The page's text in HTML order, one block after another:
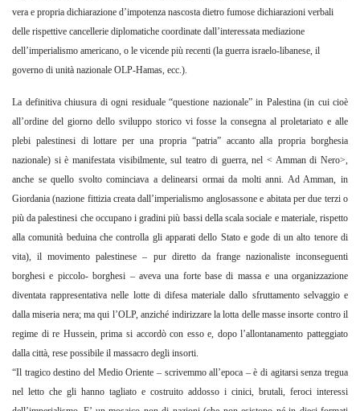
vera e propria dichiarazione d’impotenza nascosta dietro fumose dichiarazioni verbali
delle rispettive cancellerie diplomatiche coordinate dall’interessata mediazione
dell’imperialismo americano, o le vicende più recenti (la guerra israelo-libanese, il
governo di unità nazionale OLP-Hamas, ecc.).
La definitiva chiusura di ogni residuale “questione nazionale” in Palestina (in cui cioè
all’ordine del giorno dello sviluppo storico vi fosse la consegna al proletariato e alle
plebi palestinesi di lottare per una propria “patria” accanto alla propria borghesia
nazionale) si è manifestata visibilmente, sul teatro di guerra, nel < Amman di Nero>,
anche se quello svolto cominciava a delinearsi ormai da molti anni. Ad Amman, in
Giordania (nazione fittizia creata dall’imperialismo anglosassone e abitata per due terzi o
più da palestinesi che occupano i gradini più bassi della scala sociale e materiale, rispetto
alla comunità beduina che controlla gli apparati dello Stato e gode di un alto tenore di
vita), il movimento palestinese – pur diretto da frange nazionaliste inconseguenti
borghesi e piccolo- borghesi – aveva una forte base di massa e una organizzazione
diventata rappresentativa nelle lotte di difesa materiale dallo sfruttamento selvaggio e
dalla miseria nera; ma qui l’OLP, anziché indirizzare la lotta delle masse insorte contro il
regime di re Hussein, prima si accordò con esso e, dopo l’allontanamento patteggiato
dalla città, rese possibile il massacro degli insorti.
“Il tragico destino del Medio Oriente – scrivemmo all’epoca – è di agitarsi senza tregua
nel letto che gli hanno tagliato e costruito addosso i cinici, brutali, feroci interessi